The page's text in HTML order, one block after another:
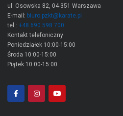
ul. Osowska 82, 04-351 Warszawa
E-mail: biuro.pzkt@karate.pl
tel.: +48 690 598 700
Kontakt telefoniczny
Poniedziałek 10:00-15:00
Środa 10:00-15:00
Piątek 10:00-15:00